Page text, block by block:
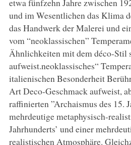
etwa fünfzehn Jahre zwischen
und im Wesentlichen das Klima
das Handwerk der Malerei und
vom “neoklassischen”
Ähnlichkeiten mit dem déco-Stil
aufweist.neoklassisches“
italienischen Besonderheit
Art Deco-Geschmack aufweist,
raffinierten ”Archaismus des 15.
mehrdeutige metaphysisch-
Jahrhunderts’ und einer
realistischen Atmosphäre.